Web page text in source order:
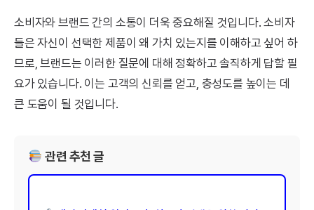
소비자와 브랜드 간의 소통이 더욱 중요해질 것입니다. 소비자
들은 자신이 선택한 제품이 왜 가치 있는지를 이해하고 싶어 하
므로, 브랜드는 이러한 질문에 대해 정확하고 솔직하게 답할 필
요가 있습니다. 이는 고객의 신뢰를 얻고, 충성도를 높이는 데
큰 도움이 될 것입니다.
관련 추천 글